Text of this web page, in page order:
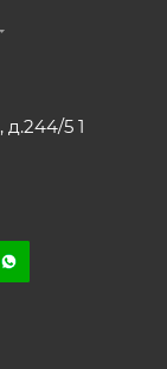
д.244/5 1